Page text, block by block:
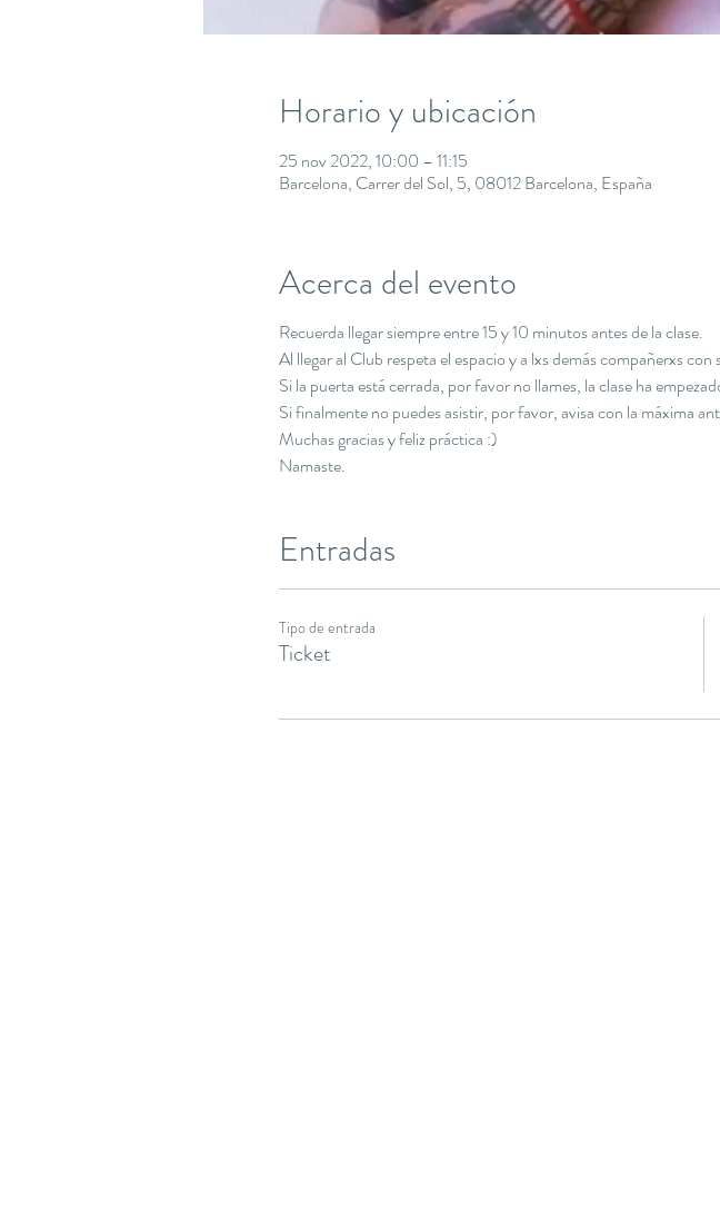
Horario y ubicación
25 nov 2022, 10:00 – 11:15
Barcelona, Carrer del Sol, 5, 08012 Barcelona, España
Acerca del evento
Recuerda llegar siempre entre 15 y 10 minutos antes de la clase.
Al llegar al Club respeta el espacio y a lxs demás compañerxs con
Si la puerta está cerrada, por favor no llames, la clase ha
Si finalmente no puedes asistir, por favor, avisa con la máxima
Muchas gracias y feliz práctica :)
Namaste.
Entradas
Tipo de entrada
Ticket